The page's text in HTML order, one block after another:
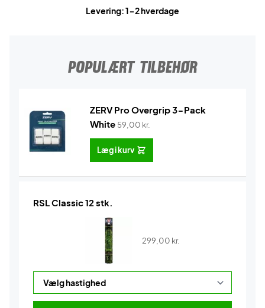
Levering: 1-2 hverdage
POPULÆRT TILBEHØR
ZERV Pro Overgrip 3-Pack
White 59,00 kr.
Læg i kurv
RSL Classic 12 stk.
299,00 kr.